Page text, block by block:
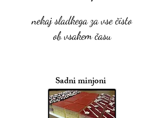
nekaj sladkega za vse čisto
ob vsakem času
Sadni minjoni